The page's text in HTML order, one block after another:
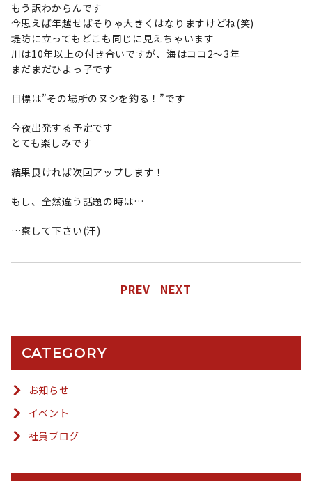
もう訳わからんです
今思えば年越せばそりゃ大きくはなりますけどね(笑)
堤防に立ってもどこも同じに見えちゃいます
川は10年以上の付き合いですが、海はココ2～3年
まだまだひよっ子です
目標は”その場所のヌシを釣る！”です
今夜出発する予定です
とても楽しみです
結果良ければ次回アップします！
もし、全然違う話題の時は…
…察して下さい(汗)
PREV NEXT
CATEGORY
お知らせ
イベント
社員ブログ